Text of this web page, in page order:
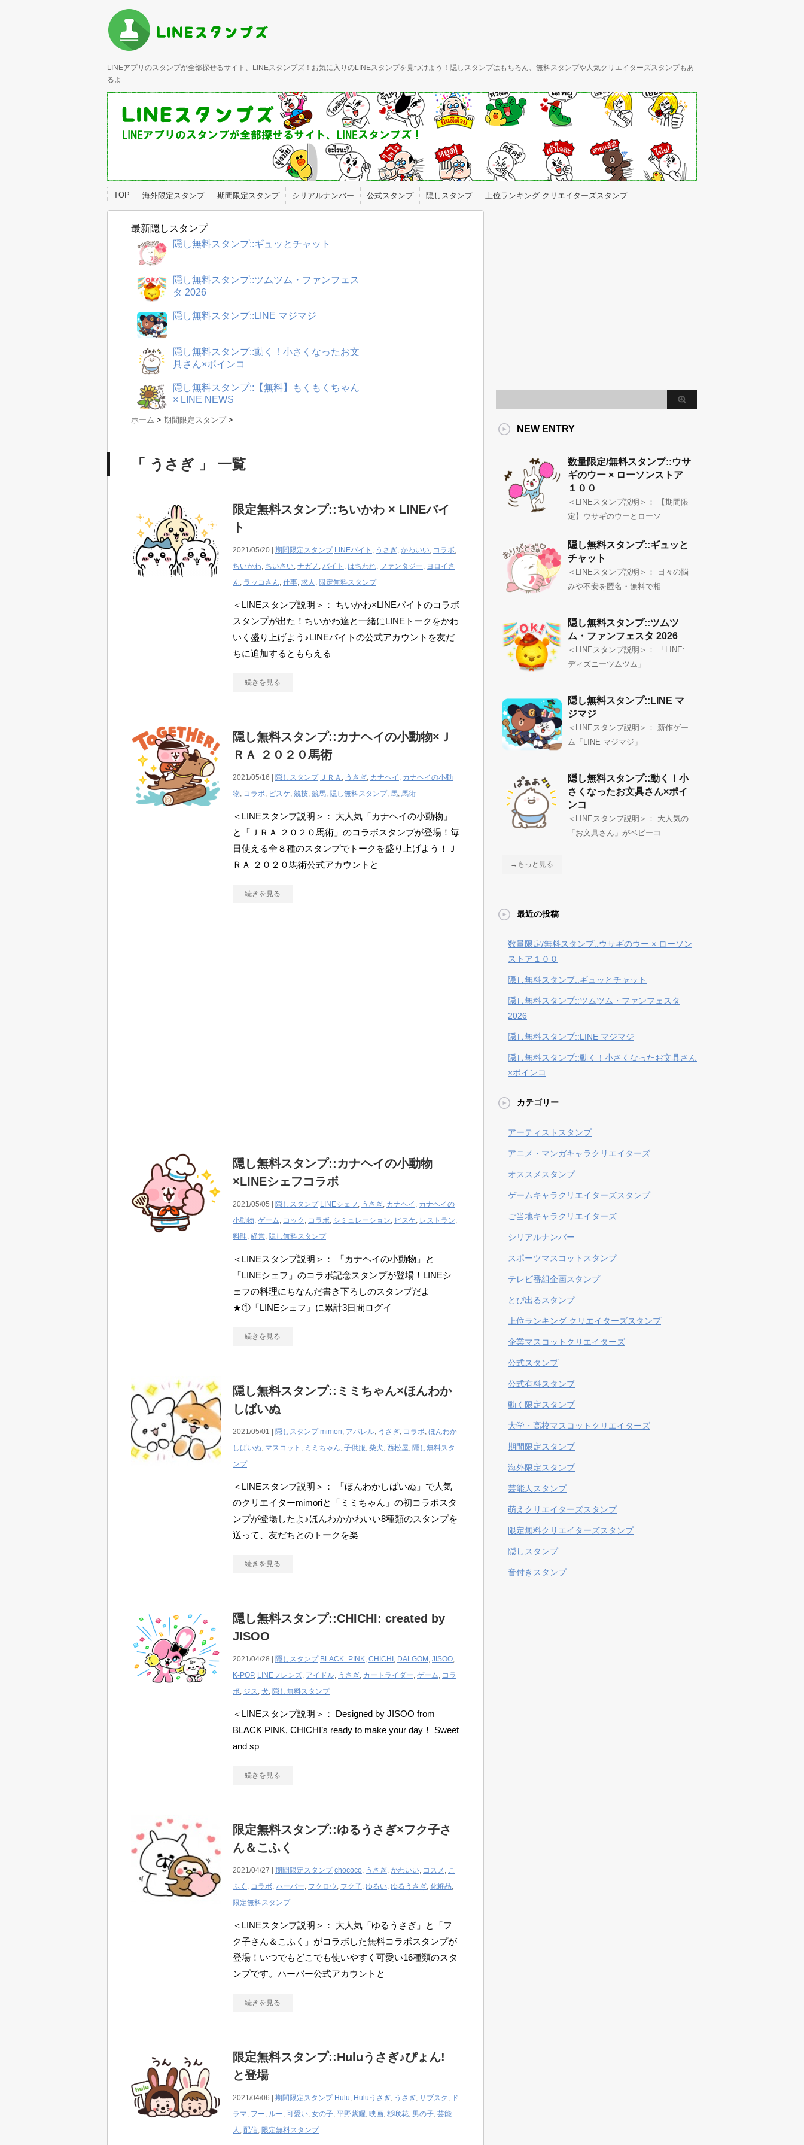
LINEアプリのスタンプが全部探せるサイト、LINEスタンプズ！お気に入りのLINEスタンプを見つけよう！隠しスタンプはもちろん、無料スタンプや人気クリエイターズスタンプもあ
るよ
TOP 海外限定スタンプ 期間限定スタンプ シリアルナンバー 公式スタンプ 隠しスタンプ 上位ランキング クリエイターズスタンプ
最新隠しスタンプ
隠し無料スタンプ::ギュッとチャット
隠し無料スタンプ::ツムツム・ファンフェス
タ 2026
隠し無料スタンプ::LINE マジマジ
隠し無料スタンプ::動く！小さくなったお文
具さん×ポインコ
隠し無料スタンプ::【無料】もくもくちゃん
× LINE NEWS
ホーム > 期間限定スタンプ >
「 うさぎ 」 一覧
限定無料スタンプ::ちいかわ × LINEバイ
ト
2021/05/20 | 期間限定スタンプ LINEバイト , うさぎ, かわいい, コラボ,
ちいかわ, ちいさい, ナガノ , バイト , はちわれ, ファンタジー, ヨロイさ
ん, ラッコさん, 仕事, 求人 , 限定無料スタンプ
＜LINEスタンプ説明＞： ちいかわ×LINEバイトのコラボ
スタンプが出た！ちいかわ達と一緒にLINEトークをかわ
いく盛り上げよう♪LINEバイトの公式アカウントを友だ
ちに追加するともらえる
続きを見る
隠し無料スタンプ::カナヘイの小動物×Ｊ
ＲＡ ２０２０馬術
2021/05/16 | 隠しスタンプ ＪＲＡ , うさぎ, カナヘイ , カナヘイの小動
物, コラボ, ピスケ, 競技, 競馬, 隠し無料スタンプ, 馬, 馬術
＜LINEスタンプ説明＞： 大人気「カナヘイの小動物」
と「ＪＲＡ ２０２０馬術」のコラボスタンプが登場！毎
日使える全８種のスタンプでトークを盛り上げよう！Ｊ
ＲＡ ２０２０馬術公式アカウントと
続きを見る
隠し無料スタンプ::カナヘイの小動物
×LINEシェフコラボ
2021/05/05 | 隠しスタンプ LINEシェフ, うさぎ, カナヘイ , カナヘイの
小動物, ゲーム, コック , コラボ, シミュレーション, ピスケ, レストラン,
料理, 経営, 隠し無料スタンプ
＜LINEスタンプ説明＞： 「カナヘイの小動物」と
「LINEシェフ」のコラボ記念スタンプが登場！LINEシ
ェフの料理にちなんだ書き下ろしのスタンプだよ
★①「LINEシェフ」に累計3日間ログイ
続きを見る
隠し無料スタンプ::ミミちゃん×ほんわか
しばいぬ
2021/05/01 | 隠しスタンプ mimori, アパレル, うさぎ, コラボ, ほんわか
しばいぬ, マスコット , ミミちゃん, 子供服, 柴犬, 西松屋, 隠し無料スタ
ンプ
＜LINEスタンプ説明＞： 「ほんわかしばいぬ」で人気
のクリエイターmimoriと「ミミちゃん」の初コラボスタ
ンプが登場したよ♪ほんわかかわいい8種類のスタンプを
送って、友だちとのトークを楽
続きを見る
隠し無料スタンプ::CHICHI: created by
JISOO
2021/04/28 | 隠しスタンプ BLACK_PINK, CHICHI , DALGOM , JISOO,
K-POP, LINEフレンズ, アイドル, うさぎ, カートライダー, ゲーム, コラ
ボ, ジス, 犬, 隠し無料スタンプ
＜LINEスタンプ説明＞： Designed by JISOO from
BLACK PINK, CHICHI’s ready to make your day！ Sweet
and sp
続きを見る
限定無料スタンプ::ゆるうさぎ×フク子さ
ん＆こふく
2021/04/27 | 期間限定スタンプ chococo, うさぎ, かわいい, コスメ , こ
ふく , コラボ, ハーバー, フクロウ, フク子, ゆるい, ゆるうさぎ, 化粧品,
限定無料スタンプ
＜LINEスタンプ説明＞： 大人気「ゆるうさぎ」と「フ
ク子さん＆こふく」がコラボした無料コラボスタンプが
登場！いつでもどこでも使いやすく可愛い16種類のスタ
ンプです。ハーバー公式アカウントと
続きを見る
限定無料スタンプ::Huluうさぎ♪ぴょん!
と登場
2021/04/06 | 期間限定スタンプ Hulu, Huluうさぎ, うさぎ, サブスク , ド
ラマ, フー, ルー, 可愛い, 女の子, 平野紫耀, 映画, 杉咲花, 男の子, 芸能
人 , 配信, 限定無料スタンプ
NEW ENTRY
数量限定/無料スタンプ::ウサ
ギのウー × ローソンストア
１００
＜LINEスタンプ説明＞： 【期間限
定】ウサギのウーとローソ
隠し無料スタンプ::ギュッと
チャット
＜LINEスタンプ説明＞： 日々の悩
みや不安を匿名・無料で相
隠し無料スタンプ::ツムツ
ム・ファンフェスタ 2026
＜LINEスタンプ説明＞： 「LINE:
ディズニーツムツム」
隠し無料スタンプ::LINE マ
ジマジ
＜LINEスタンプ説明＞： 新作ゲー
ム「LINE マジマジ」
隠し無料スタンプ::動く！小
さくなったお文具さん×ポイ
ンコ
＜LINEスタンプ説明＞： 大人気の
「お文具さん」がベビーコ
→もっと見る
最近の投稿
数量限定/無料スタンプ::ウサギのウー × ローソン
ストア１００
隠し無料スタンプ::ギュッとチャット
隠し無料スタンプ::ツムツム・ファンフェスタ
2026
隠し無料スタンプ::LINE マジマジ
隠し無料スタンプ::動く！小さくなったお文具さん
×ポインコ
カテゴリー
アーティストスタンプ
アニメ・マンガキャラクリエイターズ
オススメスタンプ
ゲームキャラクリエイターズスタンプ
ご当地キャラクリエイターズ
シリアルナンバー
スポーツマスコットスタンプ
テレビ番組企画スタンプ
とび出るスタンプ
上位ランキング クリエイターズスタンプ
企業マスコットクリエイターズ
公式スタンプ
公式有料スタンプ
動く限定スタンプ
大学・高校マスコットクリエイターズ
期間限定スタンプ
海外限定スタンプ
芸能人スタンプ
萌えクリエイターズスタンプ
限定無料クリエイターズスタンプ
隠しスタンプ
音付きスタンプ